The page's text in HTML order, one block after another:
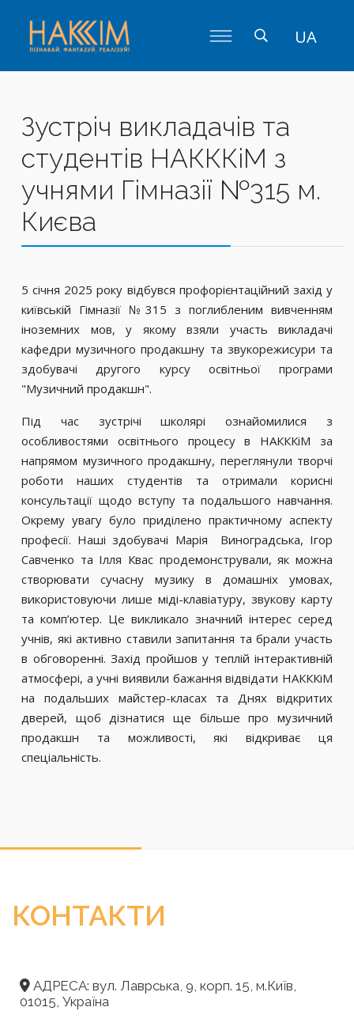
UA
Зустріч викладачів та
студентів НАКККіМ з
учнями Гімназії №315 м.
Києва
5 січня 2025 року відбувся профорієнтаційний захід у
київській Гімназії №315 з поглибленим вивченням
іноземних мов, у якому взяли участь викладачі
кафедри музичного продакшну та звукорежисури та
здобувачі другого курсу освітньої програми
"Музичний продакшн".
Під час зустрічі школярі ознайомилися з
особливостями освітнього процесу в НАКККіМ за
напрямом музичного продакшну, переглянули творчі
роботи наших студентів та отримали корисні
консультації щодо вступу та подальшого навчання.
Окрему увагу було приділено практичному аспекту
професії. Наші здобувачі Марія Виноградська, Ігор
Савченко та Ілля Квас продемонстрували, як можна
створювати сучасну музику в домашніх умовах,
використовуючи лише міді-клавіатуру, звукову карту
та комп’ютер. Це викликало значний інтерес серед
учнів, які активно ставили запитання та брали участь
в обговоренні. Захід пройшов у теплій інтерактивній
атмосфері, а учні виявили бажання відвідати НАКККіМ
на подальших майстер-класах та Днях відкритих
дверей, щоб дізнатися ще більше про музичний
продакшн та можливості, які відкриває ця
спеціальність.
КОНТАКТИ
АДРЕСА: вул. Лаврська, 9, корп. 15, м.Київ,
01015, Україна